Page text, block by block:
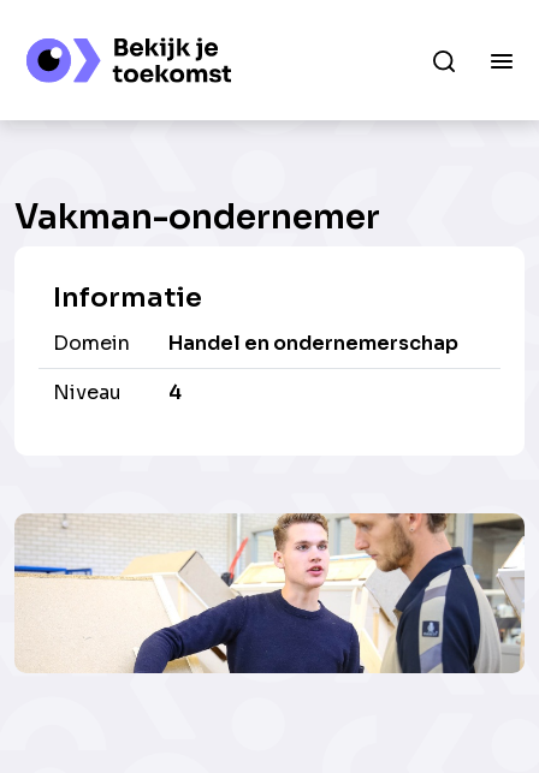
Vakman-ondernemer
Informatie
Domein
Handel en ondernemerschap
Niveau
4